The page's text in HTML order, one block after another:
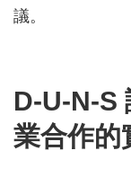
議。
D-U-N-S
業合作的